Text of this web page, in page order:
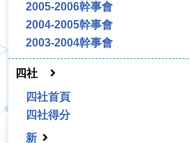
2005-2006幹事會
2004-2005幹事會
2003-2004幹事會
四社
四社首頁
四社得分
新